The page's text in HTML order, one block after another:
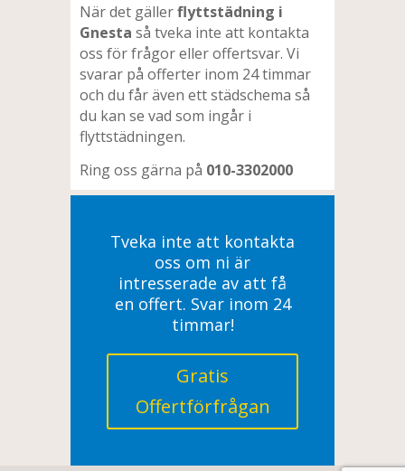
När det gällerflyttstädning i
Gnesta så tveka inte att kontakta
oss för frågor eller offertsvar. Vi
svarar på offerter inom 24 timmar
och du får även ett städschema så
du kan se vad som ingår i
flyttstädningen.
Ring oss gärna på 010-3302000
Tveka inte att kontakta
oss om ni är
intresserade av att få
en offert. Svar inom 24
timmar!
Gratis
Offertförfrågan